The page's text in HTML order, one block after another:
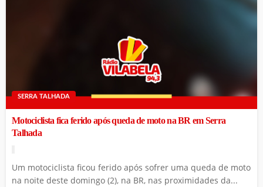
SERRA TALHADA
Motociclista fica ferido após queda de moto na BR em Serra
Talhada
Um motociclista ficou ferido após sofrer uma queda de moto
na noite deste domingo (2), na BR, nas proximidades da...